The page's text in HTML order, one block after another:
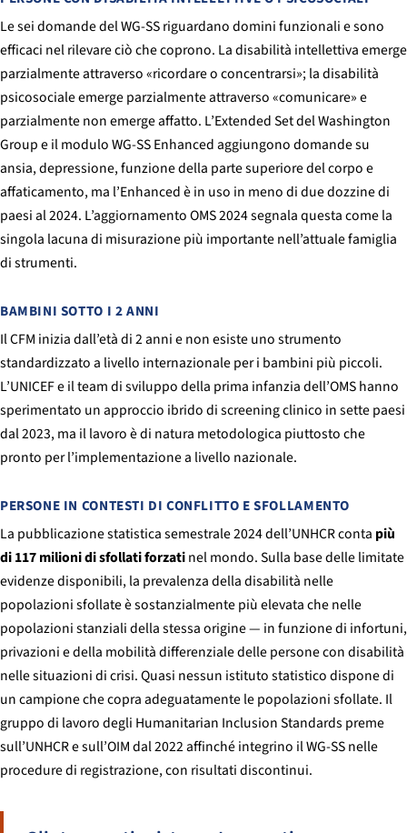
Le sei domande del WG-SS riguardano domini funzionali e sono
efficaci nel rilevare ciò che coprono. La disabilità intellettiva emerge
parzialmente attraverso «ricordare o concentrarsi»; la disabilità
psicosociale emerge parzialmente attraverso «comunicare» e
parzialmente non emerge affatto. L’Extended Set del Washington
Group e il modulo WG-SS Enhanced aggiungono domande su
ansia, depressione, funzione della parte superiore del corpo e
affaticamento, ma l’Enhanced è in uso in meno di due dozzine di
paesi al 2024. L’aggiornamento OMS 2024 segnala questa come la
singola lacuna di misurazione più importante nell’attuale famiglia
di strumenti.
BAMBINI SOTTO I 2 ANNI
Il CFM inizia dall’età di 2 anni e non esiste uno strumento
standardizzato a livello internazionale per i bambini più piccoli.
L’UNICEF e il team di sviluppo della prima infanzia dell’OMS hanno
sperimentato un approccio ibrido di screening clinico in sette paesi
dal 2023, ma il lavoro è di natura metodologica piuttosto che
pronto per l’implementazione a livello nazionale.
PERSONE IN CONTESTI DI CONFLITTO E SFOLLAMENTO
La pubblicazione statistica semestrale 2024 dell’UNHCR conta più
di 117 milioni di sfollati forzatinel mondo. Sulla base delle limitate
evidenze disponibili, la prevalenza della disabilità nelle
popolazioni sfollate è sostanzialmente più elevata che nelle
popolazioni stanziali della stessa origine — in funzione di infortuni,
privazioni e della mobilità differenziale delle persone con disabilità
nelle situazioni di crisi. Quasi nessun istituto statistico dispone di
un campione che copra adeguatamente le popolazioni sfollate. Il
gruppo di lavoro degli Humanitarian Inclusion Standards preme
sull’UNHCR e sull’OIM dal 2022 affinché integrino il WG-SS nelle
procedure di registrazione, con risultati discontinui.